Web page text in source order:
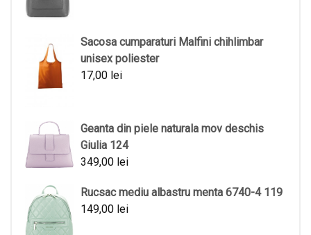
Sacosa cumparaturi Malfini chihlimbar
unisex poliester
17,00 lei
Geanta din piele naturala mov deschis
Giulia 124
349,00 lei
Rucsac mediu albastru menta 6740-4 119
149,00 lei